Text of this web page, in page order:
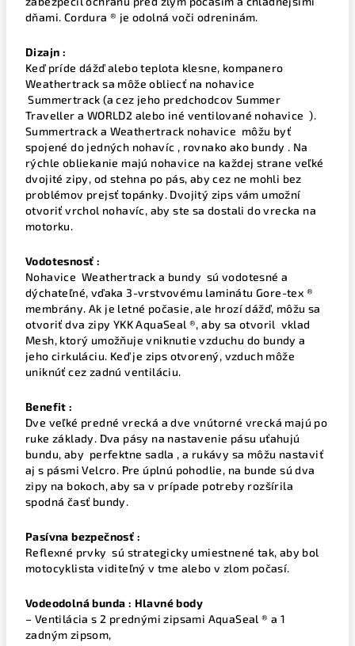
dňami. Cordura ® je odolná voči odreninám.
Dizajn :
Keď príde dážď alebo teplota klesne, kompanero
Weathertrack sa môže obliecť na nohavice
Summertrack (a cez jeho predchodcov Summer
Traveller a WORLD2 alebo iné ventilované nohavice ).
Summertrack a Weathertrack nohavice môžu byť
spojené do jedných nohavíc , rovnako ako bundy . Na
rýchle obliekanie majú nohavice na každej strane veľké
dvojité zipy, od stehna po pás, aby cez ne mohli bez
problémov prejsť topánky. Dvojitý zips vám umožní
otvoriť vrchol nohavíc, aby ste sa dostali do vrecka na
motorku.
Vodotesnosť :
Nohavice Weathertrack a bundy sú vodotesné a
dýchateľné, vďaka 3-vrstvovému laminátu Gore-tex ®
membrány. Ak je letné počasie, ale hrozí dážď, môžu sa
otvoriť dva zipy YKK AquaSeal ®, aby sa otvoril vklad
Mesh, ktorý umožňuje vniknutie vzduchu do bundy a
jeho cirkuláciu. Keď je zips otvorený, vzduch môže
uniknúť cez zadnú ventiláciu.
Benefit :
Dve veľké predné vrecká a dve vnútorné vrecká majú po
ruke základy. Dva pásy na nastavenie pásu uťahujú
bundu, aby perfektne sadla , a rukávy sa môžu nastaviť
aj s pásmi Velcro. Pre úplnú pohodlie, na bunde sú dva
zipy na bokoch, aby sa v prípade potreby rozšírila
spodná časť bundy.
Pasívna bezpečnosť :
Reflexné prvky sú strategicky umiestnené tak, aby bol
motocyklista viditeľný v tme alebo v zlom počasí.
Vodeodolná bunda : Hlavné body
– Ventilácia s 2 prednými zipsami AquaSeal ® a 1
zadným zipsom,